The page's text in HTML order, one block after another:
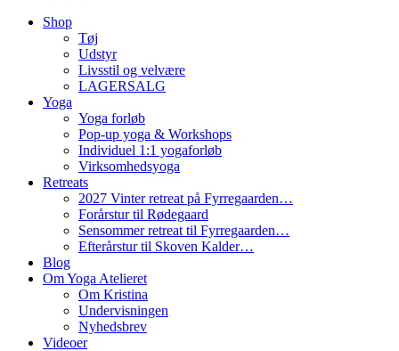
Shop
Tøj
Udstyr
Livsstil og velvære
LAGERSALG
Yoga
Yoga forløb
Pop-up yoga & Workshops
Individuel 1:1 yogaforløb
Virksomhedsyoga
Retreats
2027 Vinter retreat på Fyrregaarden…
Forårstur til Rødegaard
Sensommer retreat til Fyrregaarden…
Efterårstur til Skoven Kalder…
Blog
Om Yoga Atelieret
Om Kristina
Undervisningen
Nyhedsbrev
Videoer